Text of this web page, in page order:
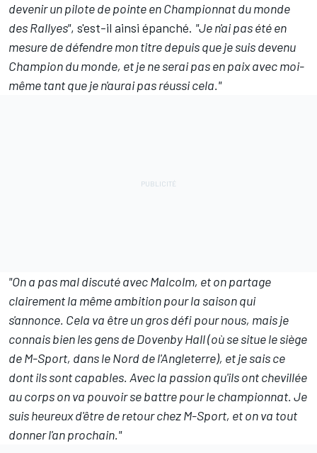
devenir un pilote de pointe en Championnat du monde
des Rallyes", s'est-il ainsi épanché. "Je n'ai pas été en
mesure de défendre mon titre depuis que je suis devenu
Champion du monde, et je ne serai pas en paix avec moi-
même tant que je n'aurai pas réussi cela."
"On a pas mal discuté avec Malcolm, et on partage
clairement la même ambition pour la saison qui
s'annonce. Cela va être un gros défi pour nous, mais je
connais bien les gens de Dovenby Hall (où se situe le siège
de M-Sport, dans le Nord de l'Angleterre), et je sais ce
dont ils sont capables. Avec la passion qu'ils ont chevillée
au corps on va pouvoir se battre pour le championnat. Je
suis heureux d'être de retour chez M-Sport, et on va tout
donner l'an prochain."